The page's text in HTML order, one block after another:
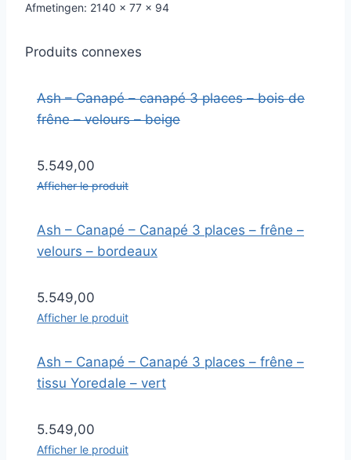
Afmetingen: 2140 x 77 x 94
Produits connexes
Ash – Canapé – canapé 3 places – bois de
frêne – velours – beige
5.549,00
Afficher le produit
Ash – Canapé – Canapé 3 places – frêne –
velours – bordeaux
5.549,00
Afficher le produit
Ash – Canapé – Canapé 3 places – frêne –
tissu Yoredale – vert
5.549,00
Afficher le produit